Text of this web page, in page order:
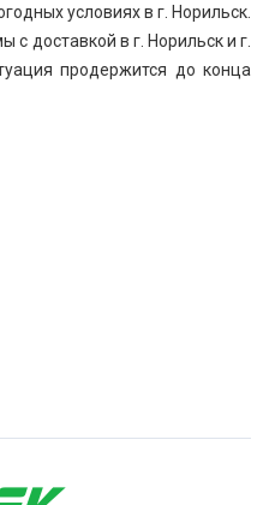
условиях в г. Норильск.
доставкой в г. Норильск и г.
продержится до конца